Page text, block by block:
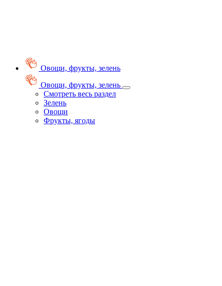
Овощи, фрукты, зелень
Овощи, фрукты, зелень
Смотреть весь раздел
Зелень
Овощи
Фрукты, ягоды